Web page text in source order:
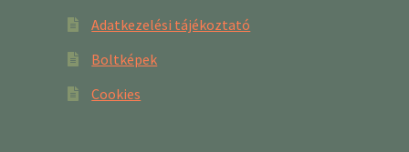
Adatkezelési tájékoztató
Boltképek
Cookies